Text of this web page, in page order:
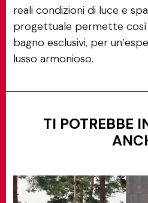
reali condizioni di luce e
progettuale permette così
bagno esclusivi, per
lusso armonioso.
TI POTREBBE